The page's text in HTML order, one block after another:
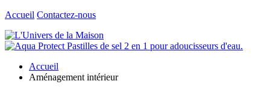
Accueil Contactez-nous
Accueil
Aménagement intérieur